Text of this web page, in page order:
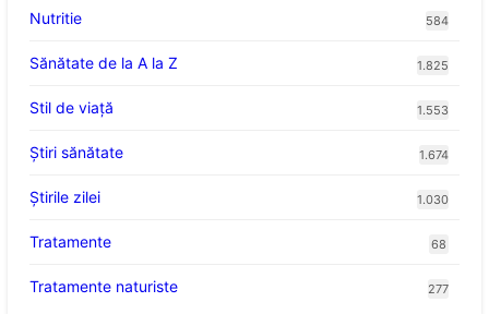
Nutritie 584
Sănătate de la A la Z 1.825
Stil de viaţă 1.553
Ştiri sănătate 1.674
Știrile zilei 1.030
Tratamente 68
Tratamente naturiste 277